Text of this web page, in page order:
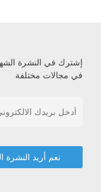
إشترك في النشرة
في مجالات مختلفة